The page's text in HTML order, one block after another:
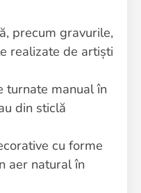
precum gravurile,
realizate de artiști
turnate manual în
din sticlă
cu forme
aer natural în